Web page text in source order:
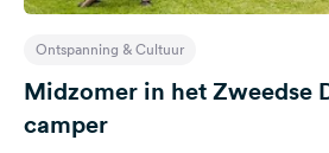
Ontspanning & Cultuur
Midzomer in het Zweedse
camper